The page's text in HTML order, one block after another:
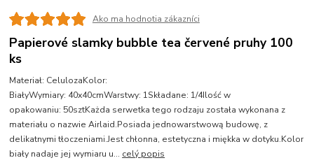
Ako ma hodnotia zákazníci
Papierové slamky bubble tea červené pruhy 100
ks
Materiał: CelulozaKolor:
BiałyWymiary: 40x40cmWarstwy: 1Składane: 1/4Ilość w
opakowaniu: 50sztKażda serwetka tego rodzaju została wykonana z
materiału o nazwie Airlaid.Posiada jednowarstwową budowę, z
delikatnymi tłoczeniami.Jest chłonna, estetyczna i miękka w dotyku.Kolor
biały nadaje jej wymiaru u... celý popis